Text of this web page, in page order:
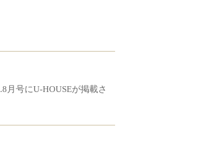
月号にU-HOUSEが掲載さ